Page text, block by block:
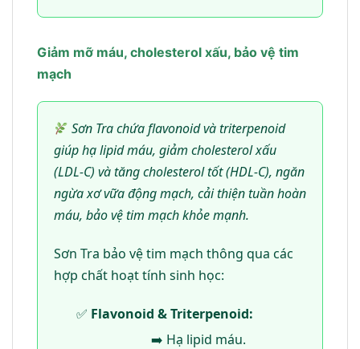
Giảm mỡ máu, cholesterol xấu, bảo vệ tim
mạch
Sơn Tra chứa flavonoid và triterpenoid
giúp hạ lipid máu, giảm cholesterol xấu
(LDL-C) và tăng cholesterol tốt (HDL-C), ngăn
ngừa xơ vữa động mạch, cải thiện tuần hoàn
máu, bảo vệ tim mạch khỏe mạnh.
Sơn Tra bảo vệ tim mạch thông qua các
hợp chất hoạt tính sinh học:
Flavonoid & Triterpenoid:
Hạ lipid máu.